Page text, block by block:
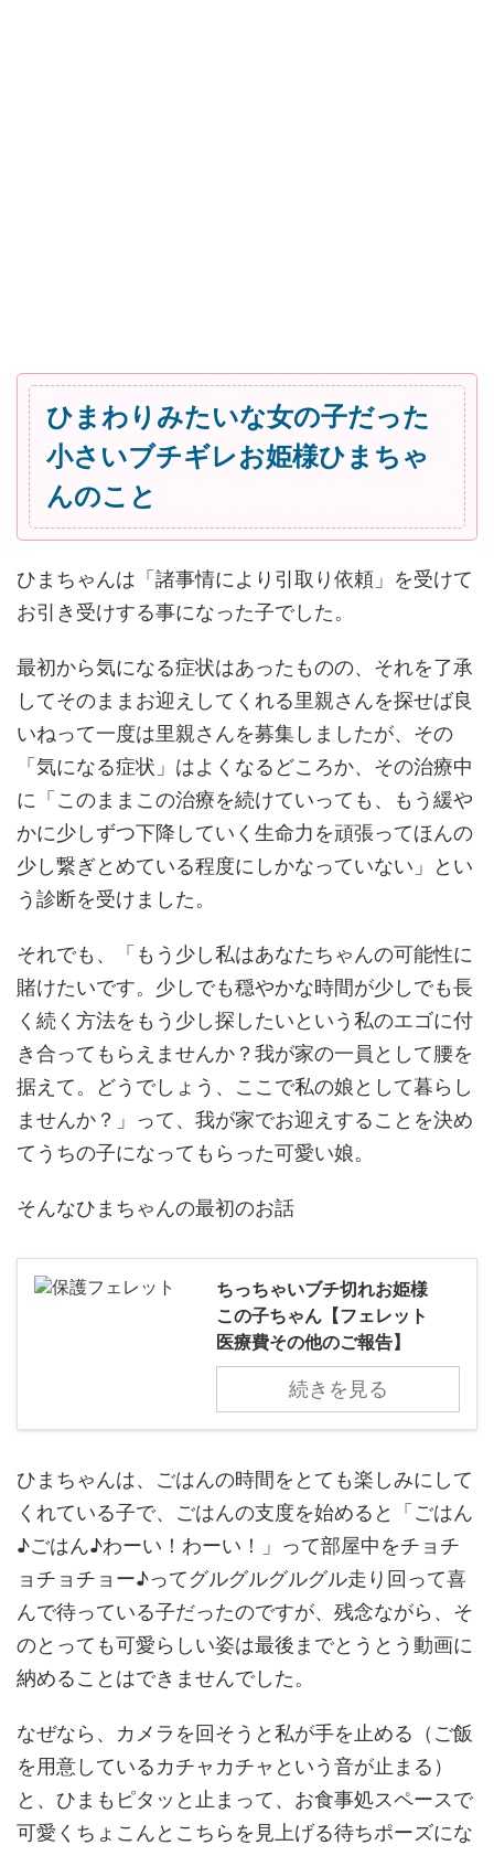
ひまわりみたいな女の子だった
小さいブチギレお姫様ひまちゃ
んのこと
ひまちゃんは「諸事情により引取り依頼」を受けて
お引き受けする事になった子でした。
最初から気になる症状はあったものの、それを了承
してそのままお迎えしてくれる里親さんを探せば良
いねって一度は里親さんを募集しましたが、その
「気になる症状」はよくなるどころか、その治療中
に「このままこの治療を続けていっても、もう緩や
かに少しずつ下降していく生命力を頑張ってほんの
少し繋ぎとめている程度にしかなっていない」とい
う診断を受けました。
それでも、「もう少し私はあなたちゃんの可能性に
賭けたいです。少しでも穏やかな時間が少しでも長
く続く方法をもう少し探したいという私のエゴに付
き合ってもらえませんか？我が家の一員として腰を
据えて。どうでしょう、ここで私の娘として暮らし
ませんか？」って、我が家でお迎えすることを決め
てうちの子になってもらった可愛い娘。
そんなひまちゃんの最初のお話
ちっちゃいブチ切れお姫様
この子ちゃん【フェレット
医療費その他のご報告】
続きを見る
ひまちゃんは、ごはんの時間をとても楽しみにして
くれている子で、ごはんの支度を始めると「ごはん
♪ごはん♪わーい！わーい！」って部屋中をチョチ
ョチョチョー♪ってグルグルグルグル走り回って喜
んで待っている子だったのですが、残念ながら、そ
のとっても可愛らしい姿は最後までとうとう動画に
納めることはできませんでした。
なぜなら、カメラを回そうと私が手を止める（ご飯
を用意しているカチャカチャという音が止まる）
と、ひまもピタッと止まって、お食事処スペースで
可愛くちょこんとこちらを見上げる待ちポーズにな